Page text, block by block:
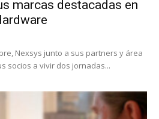
marcas destacadas en
Nexsys junto a sus partners y área
socios a vivir dos jornadas...